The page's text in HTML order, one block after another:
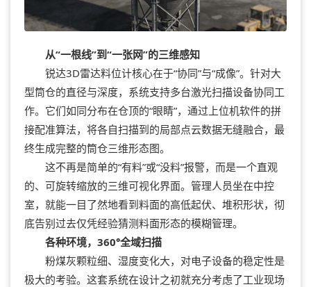
从“一根线”到“一张网”的三维感知
锐达3D雷达料位计核心在于“协同”与“成像”。针对大
型筒仓的直径与深度，系统支持多台激光扫描设备协同工
作。它们如同分布在仓顶的“眼睛”，通过上位机软件的拼
接配准算法，将各自扫描到的局部点云数据无缝融合，最
终生成完整的筒仓三维形态图。
这不再是简单的“有料”或“没料”报警，而是一个直观
的、可旋转缩放的三维可视化界面。管理人员坐在中控
室，就能一目了然地看到料面的高低起伏、堆积形状，彻
底告别过去仅凭经验猜测料面形态的模糊管理。
各种环境，360°全域扫描
粉煤灰颗粒细、湿度变化大，对电子设备的稳定性是
极大的考验。这套系统在设计之初就充分考虑了工业现场